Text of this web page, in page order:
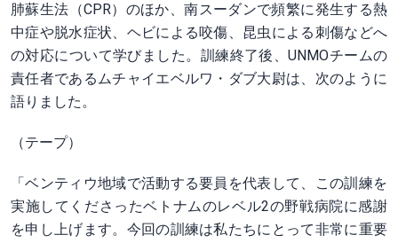
肺蘇生法（CPR）のほか、南スーダンで頻繁に発生する熱
中症や脱水症状、ヘビによる咬傷、昆虫による刺傷などへ
の対応について学びました。訓練終了後、UNMOチームの
責任者であるムチャイエベルワ・ダブ大尉は、次のように
語りました。
（テープ）
「ベンティウ地域で活動する要員を代表して、この訓練を
実施してくださったベトナムのレベル2の野戦病院に感謝
を申し上げます。今回の訓練は私たちにとって非常に重要